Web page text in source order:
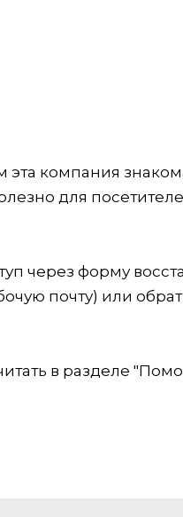
компания
для
через форму
почту) или
в разделе